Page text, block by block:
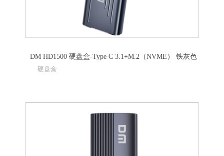
DM HD1500 硬盘盒-Type C 3.1+M.2（NVME） 铁灰色
硬盘盒